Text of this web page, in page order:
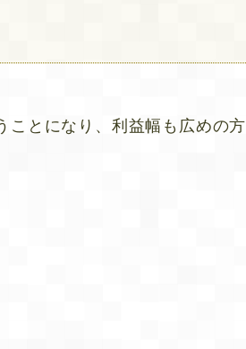
ことになり、利益幅も広めの方